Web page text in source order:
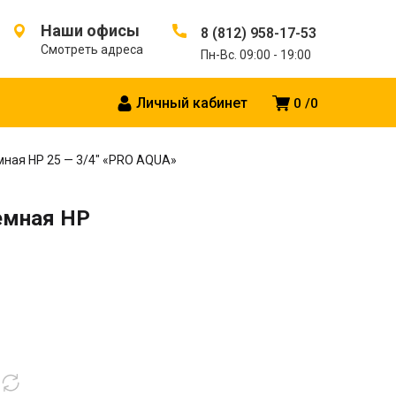
Наши офисы
Смотреть адреса
8 (812) 958-17-53
Пн-Вс. 09:00 - 19:00
0 0
Личный кабинет
HP 25 — 3/4″ «PRO AQUA»
HP